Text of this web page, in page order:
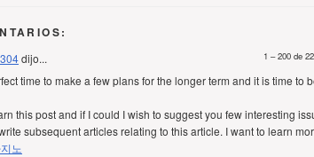
1 – 200 de
dijo...
time to make a few plans for the longer term and it is time to
this post and if I could I wish to suggest you few interesting
subsequent articles relating to this article. I want to learn
노